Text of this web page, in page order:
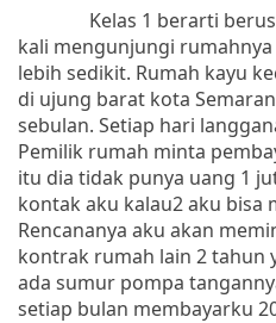
Kelas 1 berarti berusia
kali mengunjungi
lebih sedikit. Rumah kayu
di ujung barat kota
sebulan. Setiap hari
Pemilik rumah minta
itu dia tidak punya uang 1
kontak aku kalau2 aku bisa
Rencananya aku akan
kontrak rumah lain 2 tahun
ada sumur pompa
setiap bulan membayarku